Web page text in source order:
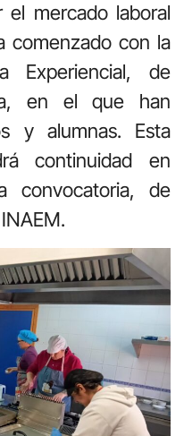
el mercado laboral
comenzado con la
Experiencial, de
en el que han
y alumnas. Esta
continuidad en
convocatoria, de